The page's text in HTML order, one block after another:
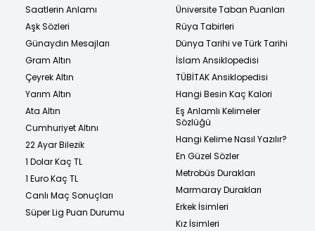
Saatlerin Anlamı
Aşk Sözleri
Günaydın Mesajları
Gram Altın
Çeyrek Altın
Yarım Altın
Ata Altın
Cumhuriyet Altını
22 Ayar Bilezik
1 Dolar Kaç TL
1 Euro Kaç TL
Canlı Maç Sonuçları
Süper Lig Puan Durumu
Üniversite Taban Puanları
Rüya Tabirleri
Dünya Tarihi ve Türk Tarihi
İslam Ansiklopedisi
TÜBİTAK Ansiklopedisi
Hangi Besin Kaç Kalori
Eş Anlamlı Kelimeler
Sözlüğü
Hangi Kelime Nasıl Yazılır?
En Güzel Sözler
Metrobüs Durakları
Marmaray Durakları
Erkek İsimleri
Kız İsimleri